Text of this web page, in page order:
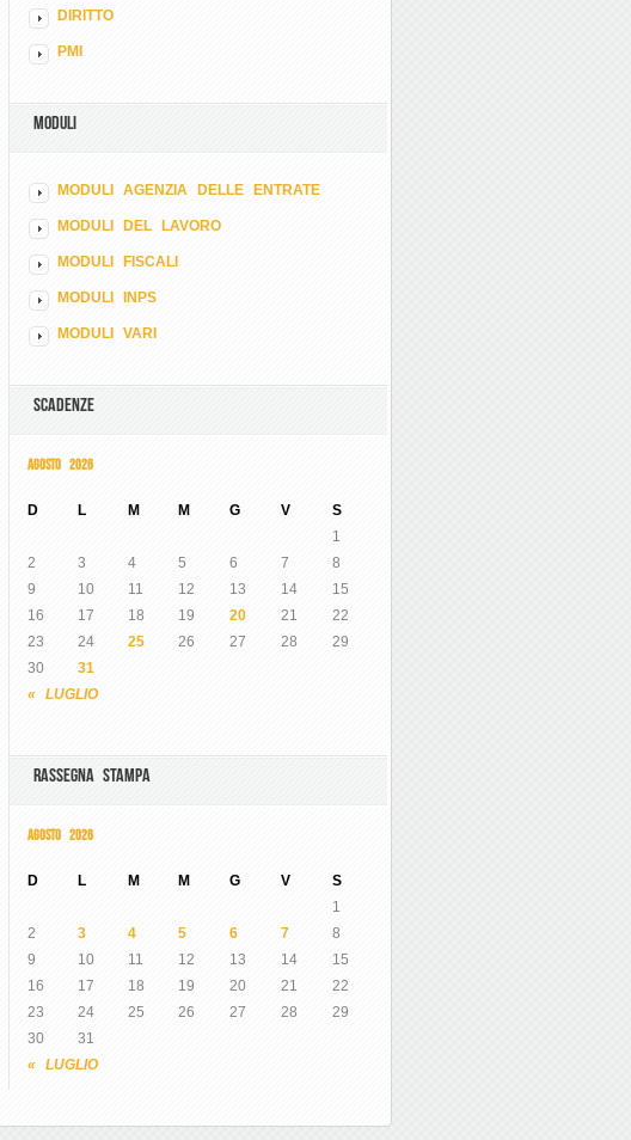
DIRITTO
PMI
MODULI
MODULI AGENZIA DELLE ENTRATE
MODULI DEL LAVORO
MODULI FISCALI
MODULI INPS
MODULI VARI
SCADENZE
AGOSTO 2026
D L M M G V S
« LUGLIO
1
2
3 4 5 6 7
8
9
10 11 12 13 14
15
16
17 18 19 20 21
22
23
24 25 26 27 28
29
30
31
RASSEGNA STAMPA
AGOSTO 2026
D L M M G V S
« LUGLIO
1
2
3 4 5 6 7
8
9
10 11 12 13 14
15
16
17 18 19 20 21
22
23
24 25 26 27 28
29
30
31